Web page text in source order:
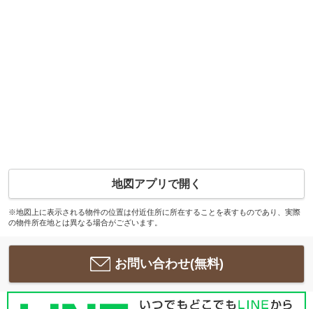
地図アプリで開く
※地図上に表示される物件の位置は付近住所に所在することを表すものであり、実際
の物件所在地とは異なる場合がございます。
お問い合わせ(無料)